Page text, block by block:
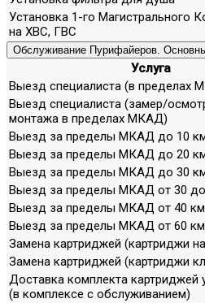
Установка 1-го Магистрального
на ХВС, ГВС
Обслуживание Пурифайеров.
Услуга
Выезд специалиста (в пределах
Выезд специалиста (замер/
монтажа в пределах МКАД)
Выезд за пределы МКАД до 10
Выезд за пределы МКАД до 20
Выезд за пределы МКАД до 30
Выезд за пределы МКАД от 30
Выезд за пределы МКАД от 40
Выезд за пределы МКАД от 60
Замена картриджей (картриджи
Замена картриджей (картриджи
Доставка комплекта картриджей
(в комплексе с обслуживанием)